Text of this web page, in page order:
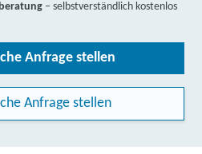
– selbstverständlich kostenlos
Anfrage stellen
Anfrage stellen